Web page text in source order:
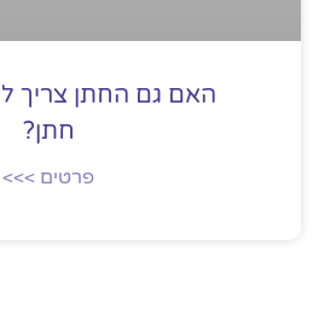
האם גם החתן צריך
חתן?
פרטים >>>